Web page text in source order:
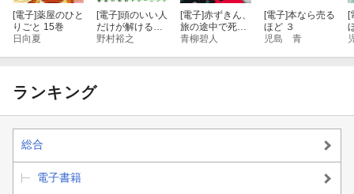
[電子]薬屋のひと
りごと 15巻
日向夏
[電子]頭のいい人
だけが解ける論
理的思考問題
野村裕之
[電子]赤ずきん、
旅の途中で死体
と出会う。（コ
青柳碧人
[電子]本なら売る
ほど ３
児島 青
[
ランキング
総合
電子書籍